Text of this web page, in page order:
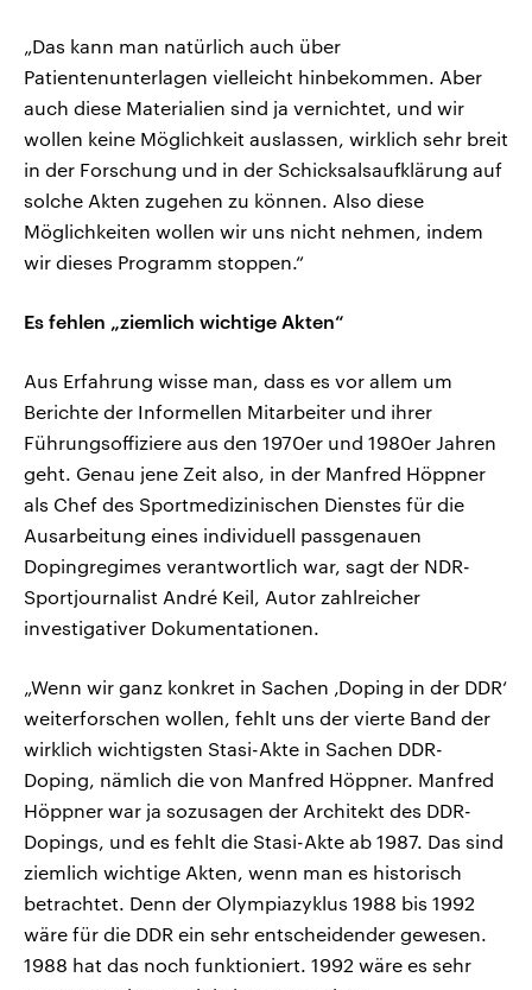
„Das kann man natürlich auch über
Patientenunterlagen vielleicht hinbekommen. Aber
auch diese Materialien sind ja vernichtet, und wir
wollen keine Möglichkeit auslassen, wirklich sehr breit
in der Forschung und in der Schicksalsaufklärung auf
solche Akten zugehen zu können. Also diese
Möglichkeiten wollen wir uns nicht nehmen, indem
wir dieses Programm stoppen.“
Es fehlen „ziemlich wichtige Akten“
Aus Erfahrung wisse man, dass es vor allem um
Berichte der Informellen Mitarbeiter und ihrer
Führungsoffiziere aus den 1970er und 1980er Jahren
geht. Genau jene Zeit also, in der Manfred Höppner
als Chef des Sportmedizinischen Dienstes für die
Ausarbeitung eines individuell passgenauen
Dopingregimes verantwortlich war, sagt der NDR-
Sportjournalist André Keil, Autor zahlreicher
investigativer Dokumentationen.
„Wenn wir ganz konkret in Sachen ‚Doping in der DDR‘
weiterforschen wollen, fehlt uns der vierte Band der
wirklich wichtigsten Stasi-Akte in Sachen DDR-
Doping, nämlich die von Manfred Höppner. Manfred
Höppner war ja sozusagen der Architekt des DDR-
Dopings, und es fehlt die Stasi-Akte ab 1987. Das sind
ziemlich wichtige Akten, wenn man es historisch
betrachtet. Denn der Olympiazyklus 1988 bis 1992
wäre für die DDR ein sehr entscheidender gewesen.
1988 hat das noch funktioniert. 1992 wäre es sehr